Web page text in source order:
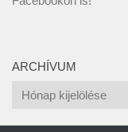
ARCHÍVUM
Archívum